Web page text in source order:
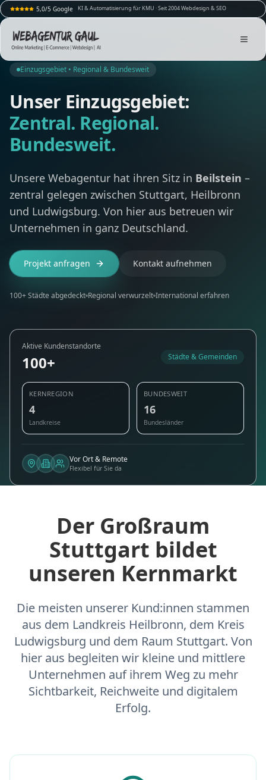
5,0/5 Google KI & Automatisierung für KMU · Seit 2004 Webdesign & SEO
Einzugsgebiet • Regional & Bundesweit
Unser Einzugsgebiet:
Zentral. Regional.
Bundesweit.
Unsere Webagentur hat ihren Sitz in Beilstein –
zentral gelegen zwischen Stuttgart, Heilbronn
und Ludwigsburg. Von hier aus betreuen wir
Unternehmen in ganz Deutschland.
Projekt anfragen Kontakt aufnehmen
100+ Städte abgedeckt Regional verwurzelt International erfahren
Aktive Kundenstandorte
100+ Städte & Gemeinden
KERNREGION
4
Landkreise
BUNDESWEIT
16
Bundesländer
Vor Ort & Remote
Flexibel für Sie da
Der Großraum
Stuttgart bildet
unseren Kernmarkt
Die meisten unserer Kund:innen stammen
aus dem Landkreis Heilbronn, dem Kreis
Ludwigsburg und dem Raum Stuttgart. Von
hier aus begleiten wir kleine und mittlere
Unternehmen auf ihrem Weg zu mehr
Sichtbarkeit, Reichweite und digitalem
Erfolg.